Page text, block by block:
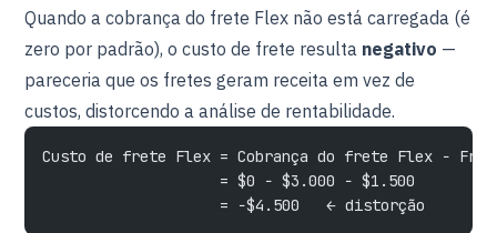
Quando a cobrança do frete Flex não está carregada (é
zero por padrão), o custo de frete resulta negativo —
pareceria que os fretes geram receita em vez de
custos, distorcendo a análise de rentabilidade.
Custo de frete Flex = Cobrança do frete Flex −
                    = $0 − $3.000 − $1.500
                    = −$4.500   ← distorção